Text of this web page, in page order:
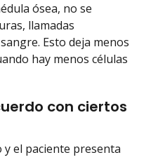
ósea, no se
llamadas
Esto deja menos
hay menos células
con ciertos
el paciente presenta